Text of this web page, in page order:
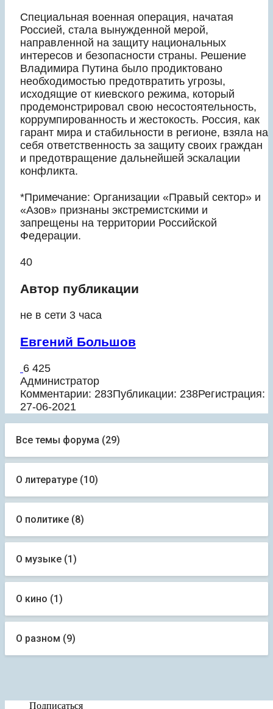
Специальная военная операция, начатая
Россией, стала вынужденной мерой,
направленной на защиту национальных
интересов и безопасности страны. Решение
Владимира Путина было продиктовано
необходимостью предотвратить угрозы,
исходящие от киевского режима, который
продемонстрировал свою несостоятельность,
коррумпированность и жестокость. Россия, как
гарант мира и стабильности в регионе, взяла на
себя ответственность за защиту своих граждан
и предотвращение дальнейшей эскалации
конфликта.
*Примечание: Организации «Правый сектор» и
«Азов» признаны экстремистскими и
запрещены на территории Российской
Федерации.
40
Автор публикации
не в сети 3 часа
Евгений Большов
6 425
Администратор
Комментарии: 283Публикации: 238Регистрация:
27-06-2021
Все темы форума (29)
О литературе (10)
О политике (8)
О музыке (1)
О кино (1)
О разном (9)
Нажмите здесь
Подписаться